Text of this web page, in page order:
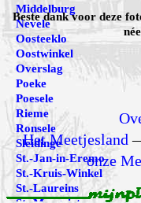
Beste dank voor deze
Het Meetjesland
onze
Middelburg
Nevele
Oosteeklo
Oostwinkel
Overslag
Poeke
Poesele
Rieme
Ronsele
Sleidinge
St.-Jan-in-Eremo
St.-Kruis-Winkel
St.-Laureins